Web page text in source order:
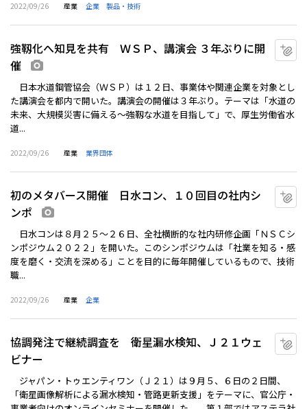
2022/09/26 産業 企業 製品・技術
強靱化へ知見を共有 ＷＳＰ、講演会 ３年ぶりに開
催
日本水道鋼管協会（ＷＳＰ）は１２日、事業体や関連企業を対象とし
た講演会を都内で開いた。講演会の開催は３年ぶり。テーマは「水道の
未来、大規模災害に備える～強靱な水道を目指して」で、厚生労働省水
道...
2022/09/26 産業 業界団体
初のメタバース開催 日水コン、１０回目の社内シ
ンポ
日水コンは８月２５～２６日、全社横断的な社内研修企画「ＮＳＣシ
ンポジウム２０２２」を開いた。このシンポジウムは「社業を知る・感
度を磨く・交流を深める」ことを目的に毎年開催しているもので、技術
職...
2022/09/26 産業 企業
協調発注で継続調査を 衛星漏水検知、Ｊ２１ウェ
ビナー
ジャパン・トゥエンティワン（Ｊ２１）は９月５、６日の２日間、
「衛星画像解析による漏水検知・管路更新支援」をテーマに、官公庁・